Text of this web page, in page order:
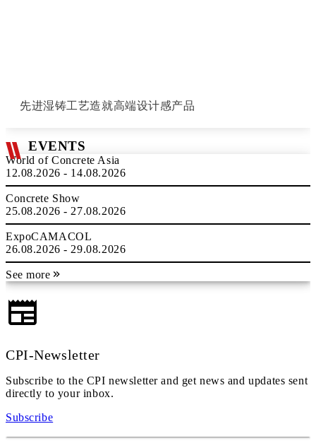
先进湿铸工艺造就高端设计感产品
EVENTS
World of Concrete Asia
12.08.2026 - 14.08.2026
Concrete Show
25.08.2026 - 27.08.2026
ExpoCAMACOL
26.08.2026 - 29.08.2026
See more
CPI-Newsletter
Subscribe to the CPI newsletter and get news and updates sent
directly to your inbox.
Subscribe